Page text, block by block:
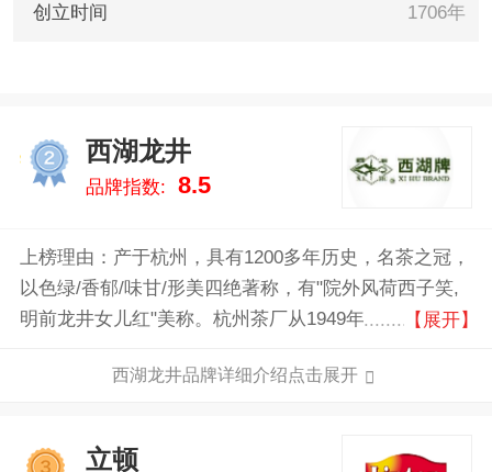
创立时间 1706年
2
西湖龙井
品牌指数: 8.5
上榜理由：产于杭州，具有1200多年历史，名茶之冠，
以色绿/香郁/味甘/形美四绝著称，有"院外风荷西子笑,
明前龙井女儿红"美称。杭州茶厂从1949年合并杭州大
的第一家国营茶厂，被誉为“东方第一茶厂”；到如今被
著名商品，线上茶叶的绿茶领导品牌！
【展开】
西湖龙井品牌详细介绍点击展开
立顿